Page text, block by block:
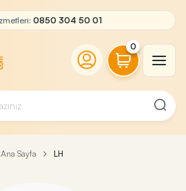
0850 304 50 01
0
Ana Sayfa LH